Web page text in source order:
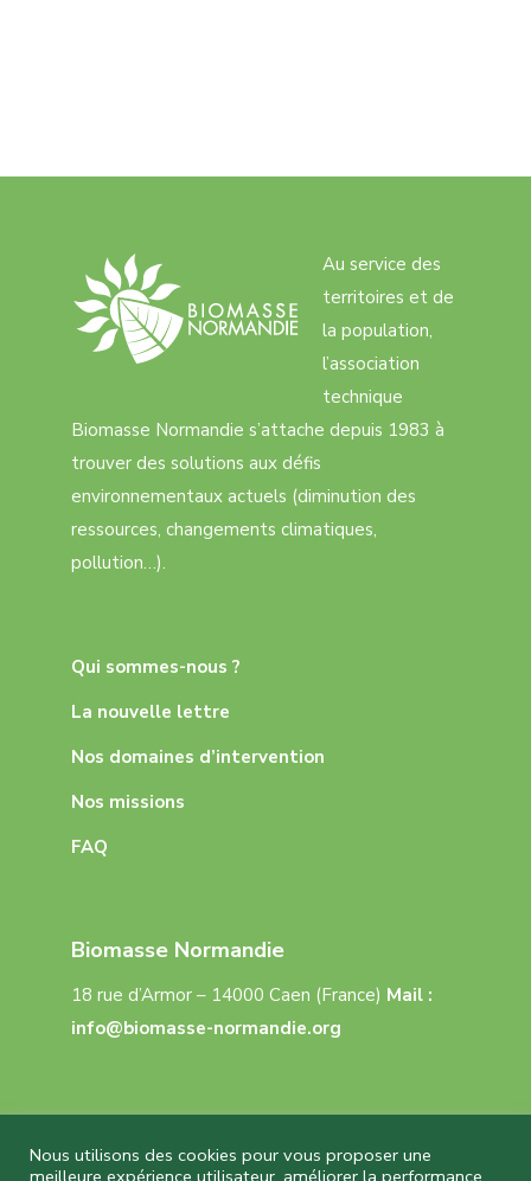
Au service des
territoires et de
la population,
l’association
technique
Biomasse Normandie s’attache depuis 1983 à
trouver des solutions aux défis
environnementaux actuels (diminution des
ressources, changements climatiques,
pollution…).
Qui sommes-nous ?
La nouvelle lettre
Nos domaines d’intervention
Nos missions
FAQ
Biomasse Normandie
18 rue d’Armor – 14000 Caen (France) Mail :
info@biomasse-normandie.org
Nous utilisons des cookies pour vous proposer une
meilleure expérience utilisateur, améliorer la performance